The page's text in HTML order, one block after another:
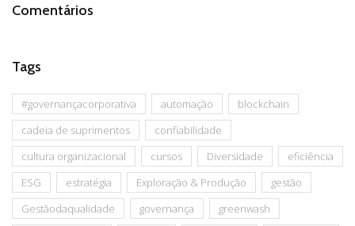
Comentários
Tags
#governançacorporativa automação
blockchain
cadeia de suprimentos
confiabilidade
cultura organizacional
cursos Diversidade
eficiência
ESG
estratégia Exploração & Produção
gestão
Gestãodaqualidade
governança
greenwash